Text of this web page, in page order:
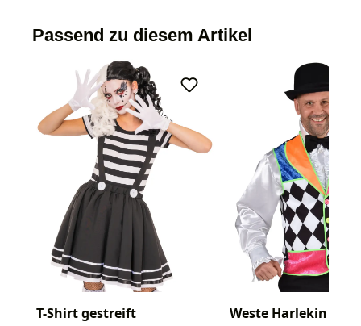
Passend zu diesem Artikel
T-Shirt gestreift
Weste Harlekin